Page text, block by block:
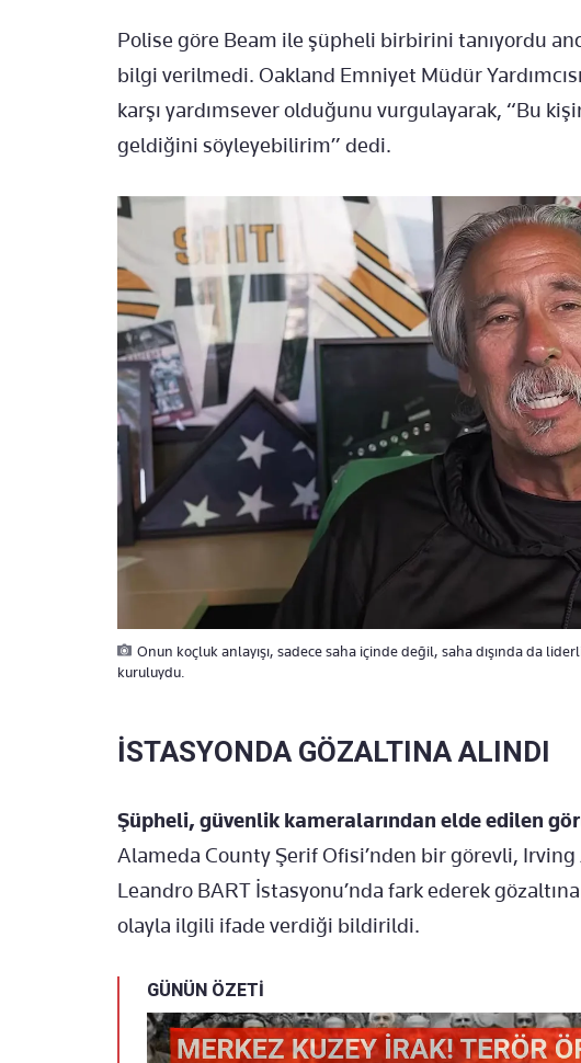
Polise göre Beam ile şüpheli birbirini tanıyordu
bilgi verilmedi. Oakland Emniyet Müdür
karşı yardımsever olduğunu vurgulayarak, “Bu
geldiğini söyleyebilirim” dedi.
Onun koçluk anlayışı, sadece saha içinde değil, saha dışında da
kuruluydu.
İSTASYONDA GÖZALTINA ALINDI
Şüpheli, güvenlik kameralarından elde edilen
Alameda County Şerif Ofisi’nden bir görevli, Irving
Leandro BART İstasyonu’nda fark ederek
olayla ilgili ifade verdiği bildirildi.
GÜNÜN ÖZETİ